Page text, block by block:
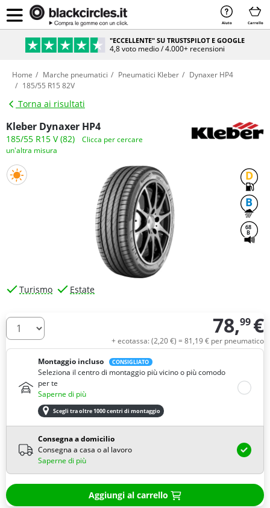
Aiuto Carrello
"ECCELLENTE" SU TRUSTSPILOT E GOOGLE
4,8 voto medio / 4.000+ recensioni
Home Marche pneumatici Pneumatici Kleber
Dynaxer HP4
185/55 R15 82V
Torna ai risultati
Kleber Dynaxer HP4
185/55 R15 V (82)
Clicca per cercare
un'altra misura
D
B
68
B
Turismo Estate
Quantità 78,99 €
+ ecotassa: (2,20€) = 81,19€ per pneumatico
Montaggio incluso
CONSIGLIATO
Seleziona il centro di montaggio più vicino o più comodo
per te
Saperne di più
Scegli tra oltre 1000 centri di montaggio
Consegna a domicilio
Consegna a casa o al lavoro
Saperne di più
Aggiungi al carrello